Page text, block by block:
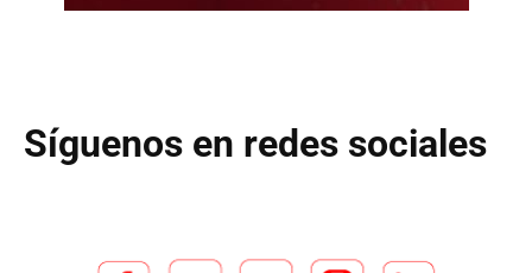
Síguenos en redes sociales